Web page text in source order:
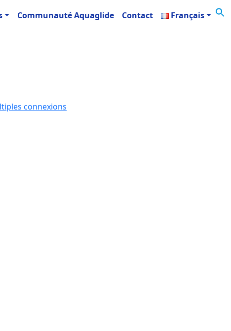
Communauté Aquaglide Contact Français
connexions